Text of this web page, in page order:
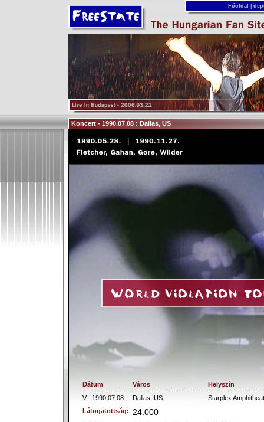
Főoldal
Koncert - 1990.07.08 : Dallas, US
Dátum Város
Helyszín
V,
1990.07.08. Dallas, US
Starplex
Látogatottság:
24.000